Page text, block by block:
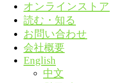
オンラインストア
読む・知る
お問い合わせ
会社概要
English
中文